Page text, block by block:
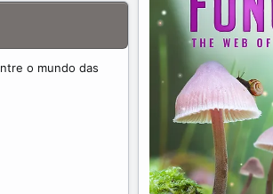
o mundo das